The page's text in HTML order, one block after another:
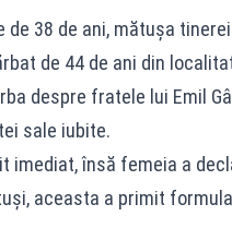
de 38 de ani, mătușa
de 44 de ani din
despre fratele lui Emil
sale iubite.
imediat, însă femeia a
aceasta a primit